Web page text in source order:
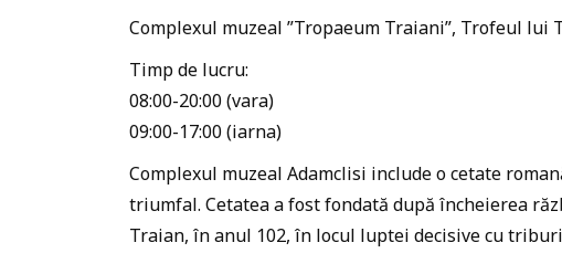
Complexul muzeal ”Tropaeum Traiani”, Trofeul lui
Timp de lucru:
08:00-20:00 (vara)
09:00-17:00 (iarna)
Complexul muzeal Adamclisi include o cetate
triumfal. Cetatea a fost fondată după încheierea
Traian, în anul 102, în locul luptei decisive cu